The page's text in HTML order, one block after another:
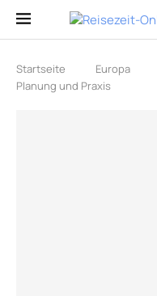
Startseite Europa
Planung und Praxis